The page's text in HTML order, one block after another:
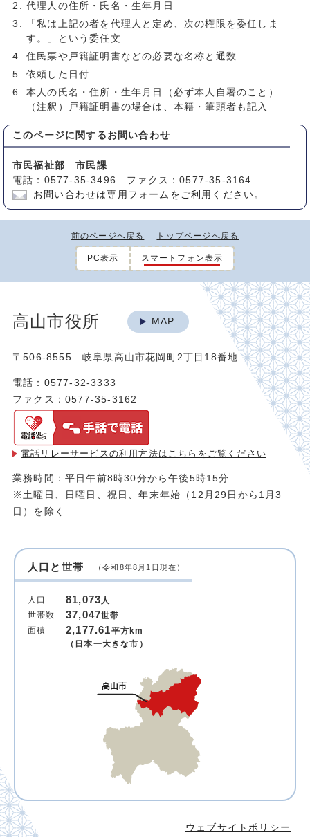
代理人の住所・氏名・生年月日
「私は上記の者を代理人と定め、次の権限を委任しま
す。」という委任文
住民票や戸籍証明書などの必要な名称と通数
依頼した日付
本人の氏名・住所・生年月日（必ず本人自署のこと）
（注釈）戸籍証明書の場合は、本籍・筆頭者も記入
このページに関する お問い合わせ
市民福祉部 市民課
電話：0577-35-3496 ファクス：0577-35-3164
お問い合わせは専用フォームをご利用ください。
前のページへ戻る トップページへ戻る
PC表示 スマートフォン表示
高山市役所 MAP
〒506-8555 岐阜県高山市花岡町2丁目18番地
電話：0577-32-3333
ファクス：0577-35-3162
電話リレーサービスの利用方法は こちらをご覧ください
業務時間：平日午前8時30分から午後5時15分
※土曜日、日曜日、祝日、年末年始（12月29日から1月3
日）を除く
人口と世帯 （令和8年8月1日現在）
人口 81,073人
世帯数
37,047世帯
面積
2,177.61平方km
（日本一大きな市）
ウェブサイトポリシー